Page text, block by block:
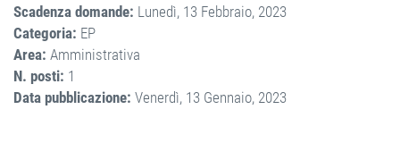
Scadenza domande: Lunedì, 13 Febbraio, 2023
Categoria: EP
Area: Amministrativa
N. posti: 1
Data pubblicazione: Venerdì, 13 Gennaio, 2023